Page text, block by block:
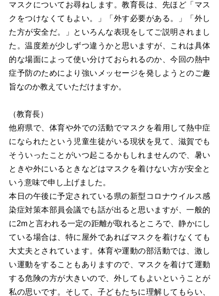
マスクについてお尋ねします。教育長は、先ほど「マス
クをつけなくてもよい。」「外す必要がある。」「外し
た方が安全だ。」といろんな表現をしてご説明されまし
た。温度差が少しずつ違うかと思いますが、これは具体
的な場面によって使い分けておられるのか、今回の熱中
症予防のためにより強いメッセージを発しようとのご趣
旨なのか教えていただけますか。
（教育長）
他府県で、体育や外での活動でマスクを着用して熱中症
になられたという児童生徒がいる現状を見て、滋賀でも
そういったことがいつ起こるかもしれませんので、暑い
ときや外にいるときなどはマスクを着けない方が安全と
いう意味で申し上げました。
本日の午後に予定されている県の新型コロナウイルス感
染症対策本部員会議でも話が出ると思いますが、一般的
に2mと言われる一定の距離が取れるところで、静かにし
ている場合は、特に屋外であればマスクを着けなくても
大丈夫とされています。体育や運動の部活動では、激し
い運動をすることもありますので、マスクを着けて運動
する危険の方が大きいので、外してもよいということが
私の思いです。そして、子どもたちに理解してもらい、